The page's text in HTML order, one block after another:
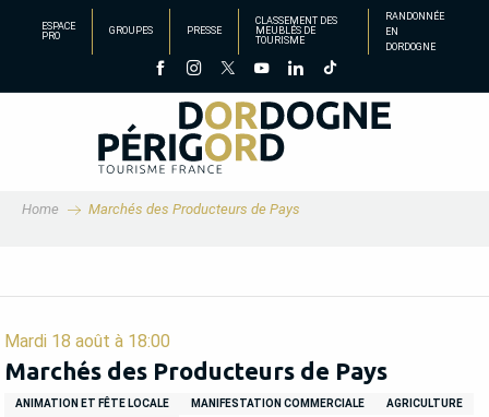
principal
ESPACE
PRO
GROUPES PRESSE
CLASSEMENT DES
MEUBLÉS DE
TOURISME
RANDONNÉE
EN
DORDOGNE
Home Marchés des Producteurs de Pays
Mardi 18 août à 18:00
Marchés des Producteurs de Pays
ANIMATION ET FÊTE LOCALE MANIFESTATION COMMERCIALE
AGRICULTURE